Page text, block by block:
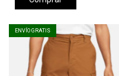
ENVÍO GRATIS